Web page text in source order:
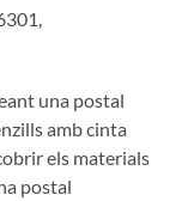
una postal
amb cinta
els materials
postal